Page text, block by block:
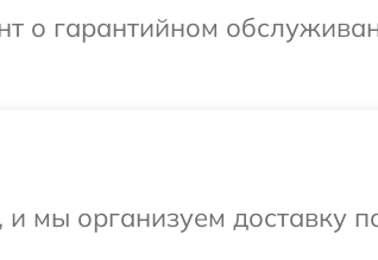
о гарантийном
мы организуем доставку